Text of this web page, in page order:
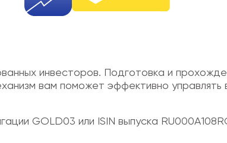
инвесторов. Подготовка и
вам поможет эффективно управлять
GOLD03 или ISIN выпуска